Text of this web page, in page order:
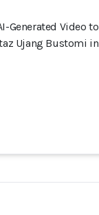
Generated Video to
Ujang Bustomi in